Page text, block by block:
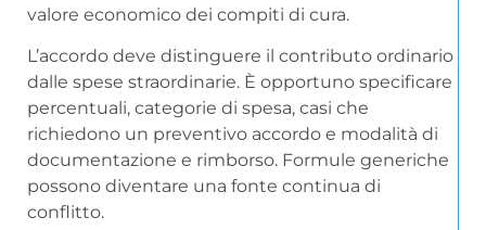
valore economico dei compiti di cura.
L’accordo deve distinguere il contributo ordinario
dalle spese straordinarie. È opportuno specificare
percentuali, categorie di spesa, casi che
richiedono un preventivo accordo e modalità di
documentazione e rimborso. Formule generiche
possono diventare una fonte continua di
conflitto.